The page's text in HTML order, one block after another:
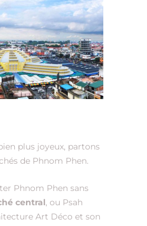
plus joyeux, partons
de Phnom Phen.
Phnom Phen sans
central, ou Psah
Art Déco et son